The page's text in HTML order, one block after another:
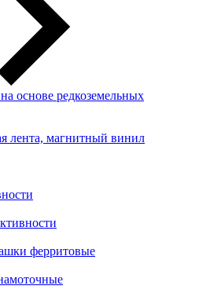
основе редкоземельных
лента, магнитный винил
ферритовые